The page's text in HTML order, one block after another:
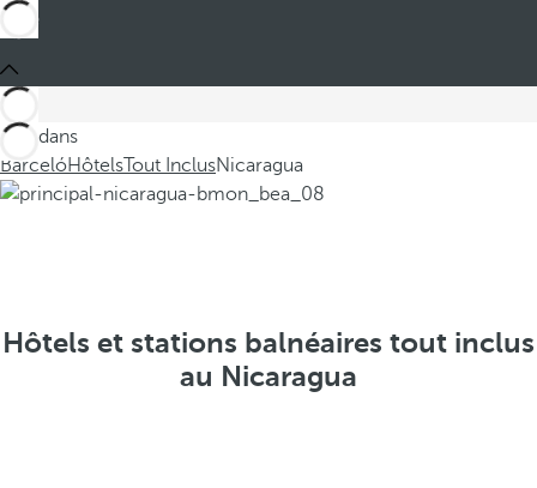
Ces dans
BarcelóHôtelsTout InclusNicaragua
Hôtels et stations balnéaires tout inclus
au Nicaragua